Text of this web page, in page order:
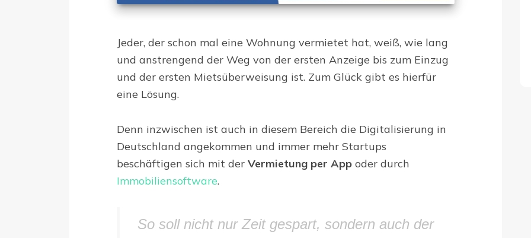
Jeder, der schon mal eine Wohnung vermietet hat, weiß, wie lang
und anstrengend der Weg von der ersten Anzeige bis zum Einzug
und der ersten Mietsüberweisung ist. Zum Glück gibt es hierfür
eine Lösung.
Denn inzwischen ist auch in diesem Bereich die Digitalisierung in
Deutschland angekommen und immer mehr Startups
beschäftigen sich mit der Vermietung per App oder durch
Immobiliensoftware.
So soll nicht nur Zeit gespart, sondern auch der